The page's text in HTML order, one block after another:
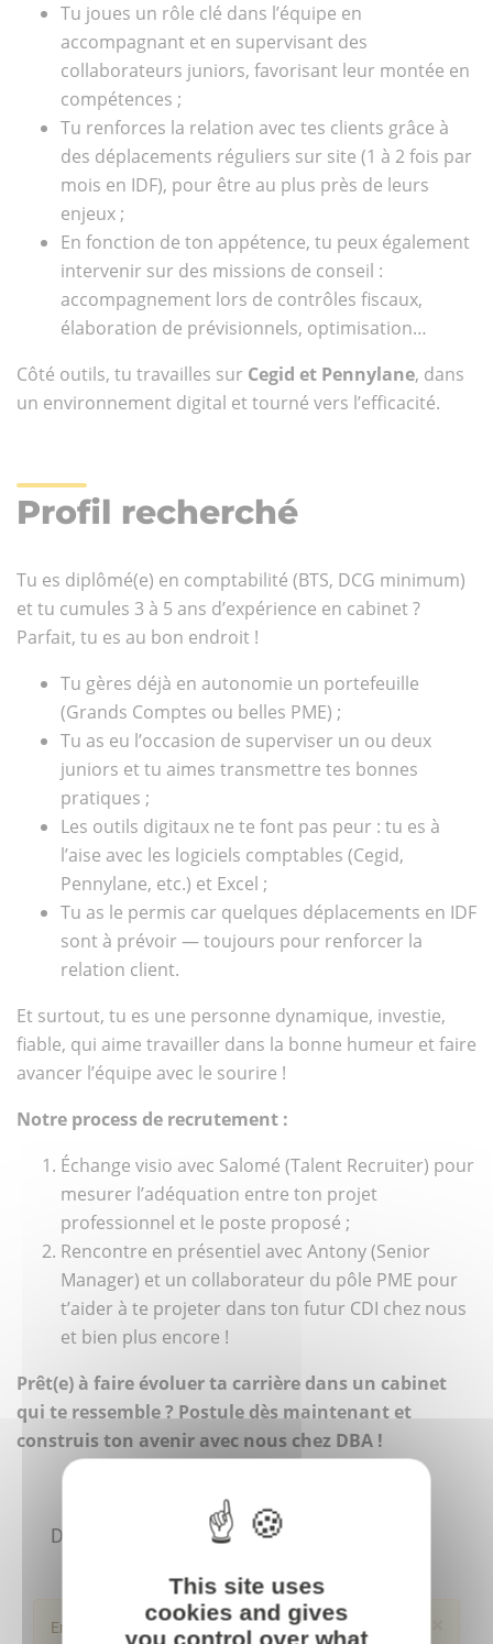
Tu joues un rôle clé dans l’équipe en
accompagnant et en supervisant des
collaborateurs juniors, favorisant leur montée en
compétences ;
Tu renforces la relation avec tes clients grâce à
des déplacements réguliers sur site (1 à 2 fois par
mois en IDF), pour être au plus près de leurs
enjeux ;
En fonction de ton appétence, tu peux également
intervenir sur des missions de conseil :
accompagnement lors de contrôles fiscaux,
élaboration de prévisionnels, optimisation…
Côté outils, tu travailles sur Cegid et Pennylane, dans
un environnement digital et tourné vers l’efficacité.
Profil recherché
Tu es diplômé(e) en comptabilité (BTS, DCG minimum)
et tu cumules 3 à 5 ans d’expérience en cabinet ?
Parfait, tu es au bon endroit !
Tu gères déjà en autonomie un portefeuille
(Grands Comptes ou belles PME) ;
Tu as eu l’occasion de superviser un ou deux
juniors et tu aimes transmettre tes bonnes
pratiques ;
Les outils digitaux ne te font pas peur : tu es à
l’aise avec les logiciels comptables (Cegid,
Pennylane, etc.) et Excel ;
Tu as le permis car quelques déplacements en IDF
sont à prévoir — toujours pour renforcer la
relation client.
Et surtout, tu es une personne dynamique, investie,
fiable, qui aime travailler dans la bonne humeur et faire
avancer l’équipe avec le sourire !
Notre process de recrutement :
Échange visio avec Salomé (Talent Recruiter) pour
mesurer l’adéquation entre ton projet
professionnel et le poste proposé ;
Rencontre en présentiel avec Antony (Senior
Manager) et un collaborateur du pôle PME pour
t’aider à te projeter dans ton futur CDI chez nous
et bien plus encore !
Prêt(e) à faire évoluer ta carrière dans un cabinet
qui te ressemble ? Postule dès maintenant et
construis ton avenir avec nous chez DBA !
This site uses
cookies and gives
you control over what